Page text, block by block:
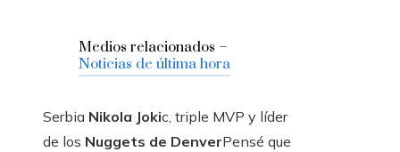
Medios relacionados –
Noticias de última hora
Serbia Nikola Jokic, triple MVP y líder
de los Nuggets de DenverPensé que